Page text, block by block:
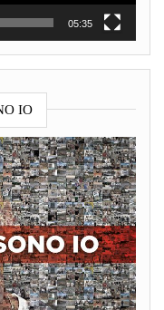
05:35
IO